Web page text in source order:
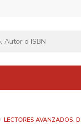
LECTORES AVANZADOS,